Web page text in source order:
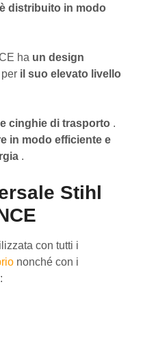
distribuito in modo
ha un design
il suo elevato livello
cinghie di trasporto .
in modo efficiente e
.
Stihl
con tutti i
nonché con i